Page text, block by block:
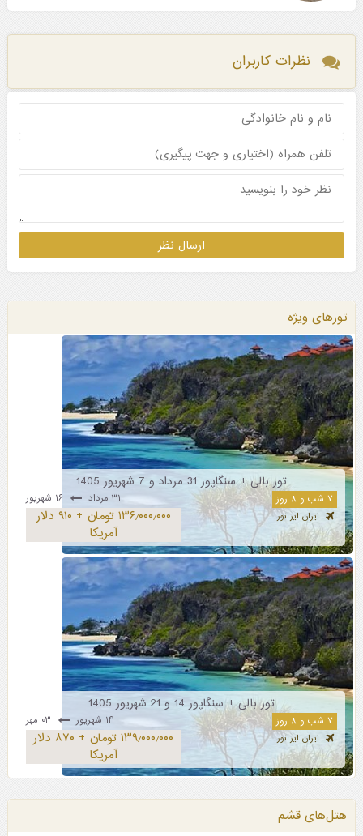
نظرات کاربران
تورهای ویژه
تور بالی + سنگاپور 31 مرداد و 7 شهریور 1405
۷ شب و ۸ روز ۳۱ مرداد ۱۶ شهریور
ایران ایر تور
۱۳۶٫۰۰۰٫۰۰۰ تومان + ۹۱۰ دلار
آمریکا
تور بالی + سنگاپور 14 و 21 شهریور 1405
۷ شب و ۸ روز ۱۴ شهریور
ایران ایر تور
۱۳۹٫۰۰۰٫۰۰۰ تومان + ۸۷۰ دلار
آمریکا
هتل‌های قشم